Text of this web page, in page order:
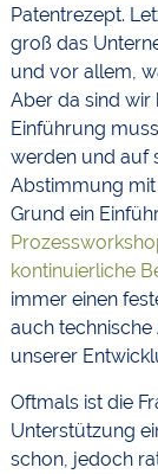
Patentrezept.
groß das
und vor allem,
Aber da sind wir
Einführung
werden und auf
Abstimmung
Grund ein
kontinuierliche
immer einen
auch
unserer
Oftmals ist die
Unterstützung
schon, jedoch